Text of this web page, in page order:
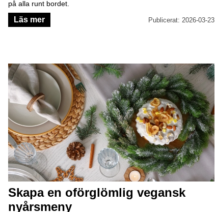
på alla runt bordet.
Läs mer Publicerat: 2026-03-23
Skapa en oförglömlig vegansk
nyårsmeny